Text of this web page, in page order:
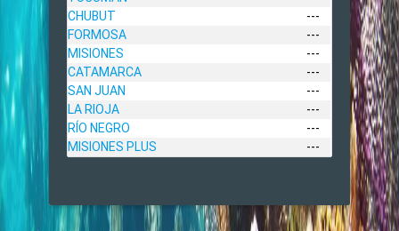
CHUBUT
---
FORMOSA
---
MISIONES
---
CATAMARCA
---
SAN JUAN
---
LA RIOJA
---
RÍO NEGRO
---
MISIONES PLUS
---